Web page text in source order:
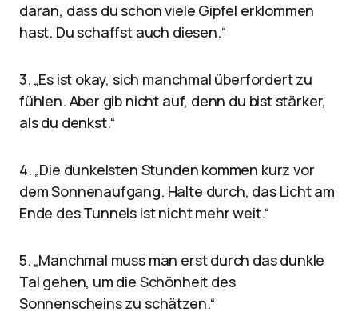
daran, dass du schon viele Gipfel erklommen
hast. Du schaffst auch diesen.“
3. „Es ist okay, sich manchmal überfordert zu
fühlen. Aber gib nicht auf, denn du bist stärker,
als du denkst.“
4. „Die dunkelsten Stunden kommen kurz vor
dem Sonnenaufgang. Halte durch, das Licht am
Ende des Tunnels ist nicht mehr weit.“
5. „Manchmal muss man erst durch das dunkle
Tal gehen, um die Schönheit des
Sonnenscheins zu schätzen.“